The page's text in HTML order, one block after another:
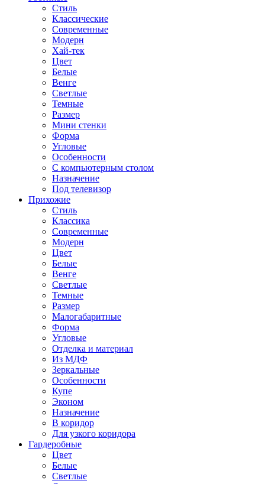
Стиль
Классические
Современные
Модерн
Хай-тек
Цвет
Белые
Венге
Светлые
Темные
Размер
Мини стенки
Форма
Угловые
Особенности
С компьютерным столом
Назначение
Под телевизор
Прихожие
Стиль
Классика
Современные
Модерн
Цвет
Белые
Венге
Светлые
Темные
Размер
Малогабаритные
Форма
Угловые
Отделка и материал
Из МДФ
Зеркальные
Особенности
Купе
Эконом
Назначение
В коридор
Для узкого коридора
Гардеробные
Цвет
Белые
Светлые